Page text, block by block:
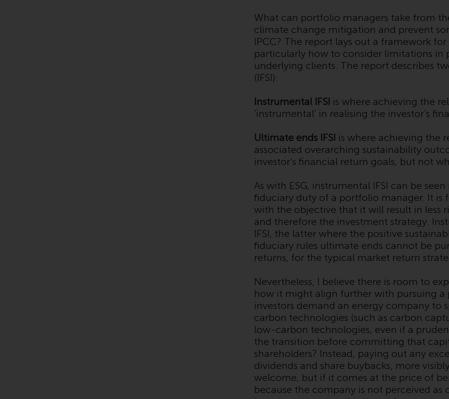
What can portfolio managers take from
climate change mitigation and prevent
IPCC? The report lays out a framework
particularly how to consider limitations
underlying clients. The report describes
(IFSI):
Instrumental IFSI is where achieving the
‘instrumental’ in realising the investor’s
Ultimate ends IFSI is where achieving the
associated overarching sustainability
investor’s financial return goals, but not
As with ESG, instrumental IFSI can be
fiduciary duty of a portfolio manager. It is
with the objective that it will result in less
and therefore the investment strategy.
IFSI, the latter where the positive
fiduciary rules ultimate ends cannot be
returns, for the typical market return
Nevertheless, I believe there is room to
how it might align further with pursuing a
investors demand an energy company to
carbon technologies (such as carbon
low-carbon technologies, even if a
the transition before committing that
shareholders? Instead, paying out any
dividends and share buybacks, more
welcome, but if it comes at the price of
because the company is not perceived